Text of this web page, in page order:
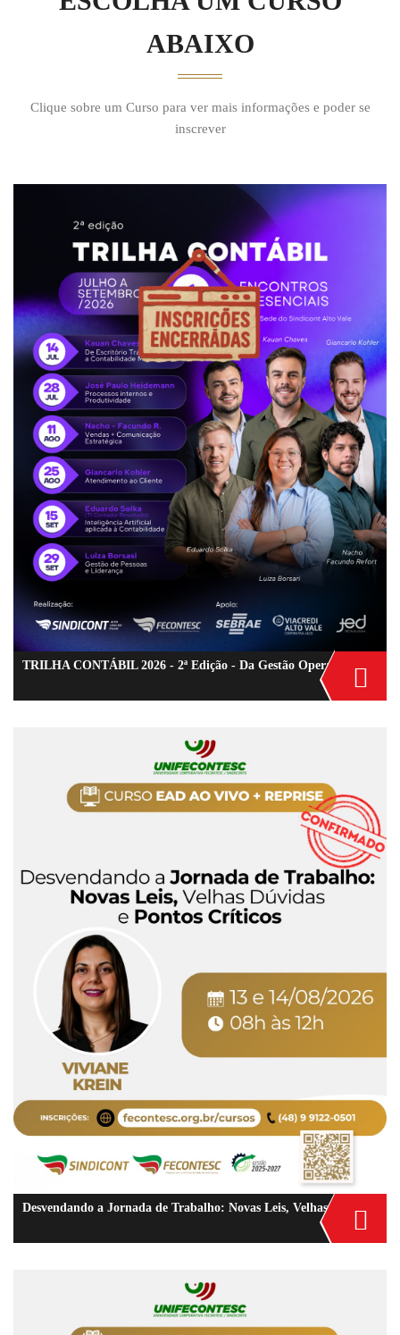
ABAIXO
Clique sobre um Curso para ver mais informações e poder se
inscrever
Desvendando a Jornada de Trabalho: Novas Leis, Velhas Dúvidas e Pontos Críticos